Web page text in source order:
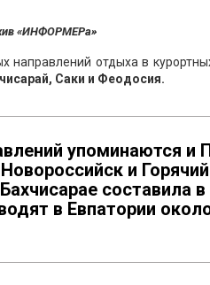
«ИНФОРМЕРа»
отдыха в
Саки и Феодосия.
упоминаются и
и
составила
в Евпатории